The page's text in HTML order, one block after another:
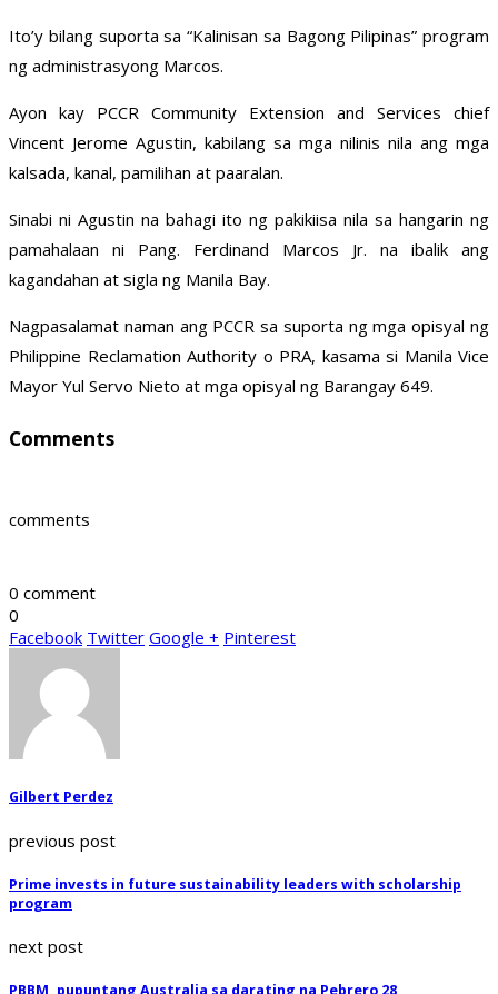
Ito’y bilang suporta sa “Kalinisan sa Bagong Pilipinas” program
ng administrasyong Marcos.
Ayon kay PCCR Community Extension and Services chief
Vincent Jerome Agustin, kabilang sa mga nilinis nila ang mga
kalsada, kanal, pamilihan at paaralan.
Sinabi ni Agustin na bahagi ito ng pakikiisa nila sa hangarin ng
pamahalaan ni Pang. Ferdinand Marcos Jr. na ibalik ang
kagandahan at sigla ng Manila Bay.
Nagpasalamat naman ang PCCR sa suporta ng mga opisyal ng
Philippine Reclamation Authority o PRA, kasama si Manila Vice
Mayor Yul Servo Nieto at mga opisyal ng Barangay 649.
Comments
comments
0 comment
0
Facebook Twitter Google + Pinterest
Gilbert Perdez
previous post
Prime invests in future sustainability leaders with scholarship
program
next post